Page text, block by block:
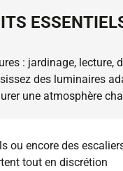
: jardinage,
des luminaires
une atmosphère
ou encore des
tout en discrétion